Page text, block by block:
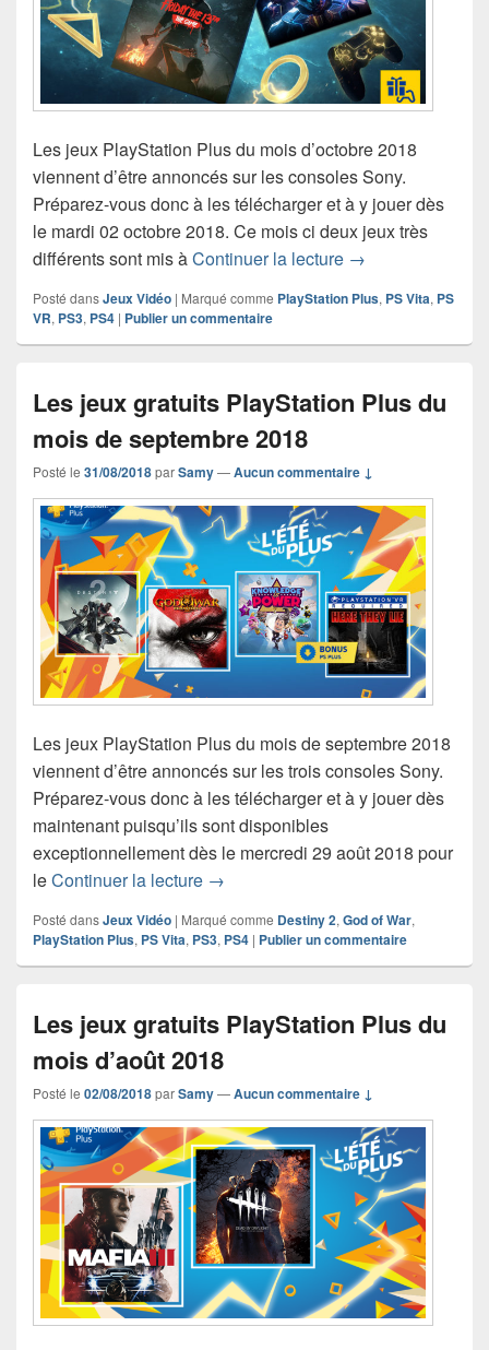
Les jeux PlayStation Plus du mois d’octobre 2018
viennent d’être annoncés sur les consoles Sony.
Préparez-vous donc à les télécharger et à y jouer dès
le mardi 02 octobre 2018. Ce mois ci deux jeux très
différents sont mis àContinuer la lecture Les jeux gratuits
→
Posté dansJeux Vidéo | Marqué comme PlayStation Plus, PS Vita, PS
VR, PS3, PS4 | Publier un commentaire
Les jeux gratuits PlayStation Plus du
mois de septembre 2018
Posté le 31/08/2018parSamy—Aucun commentaire ↓
Les jeux PlayStation Plus du mois de septembre 2018
viennent d’être annoncés sur les trois consoles Sony.
Préparez-vous donc à les télécharger et à y jouer dès
maintenant puisqu’ils sont disponibles
exceptionnellement dès le mercredi 29 août 2018 pour
leContinuer la lecture Les jeux gratuits PlayStation Plus
→
Posté dansJeux Vidéo | Marqué comme Destiny 2, God of War,
PlayStation Plus, PS Vita, PS3, PS4 | Publier un commentaire
Les jeux gratuits PlayStation Plus du
mois d’août 2018
Posté le 02/08/2018parSamy—Aucun commentaire ↓